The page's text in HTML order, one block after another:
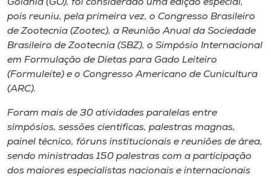
Unoesc
Store
Selecione
o idioma
A+
A-
Goiânia (GO), foi considerado uma edição especial,
pois reuniu, pela primeira vez, o Congresso Brasileiro
de Zootecnia (Zootec), a Reunião Anual da Sociedade
Brasileiro de Zootecnia (SBZ), o Simpósio Internacional
em Formulação de Dietas para Gado Leiteiro
(Formuleite) e o Congresso Americano de Cunicultura
(ARC).
Foram mais de 30 atividades paralelas entre
simpósios, sessões científicas, palestras magnas,
painel técnico, fóruns institucionais e reuniões de área,
sendo ministradas 150 palestras com a participação
dos maiores especialistas nacionais e internacionais